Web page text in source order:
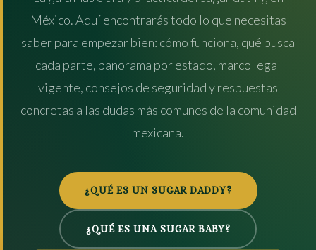
México. Aquí encontrarás todo lo que necesitas
saber para empezar bien: cómo funciona, qué busca
cada parte, panorama por estado, marco legal
vigente, consejos de seguridad y respuestas
concretas a las dudas más comunes de la comunidad
mexicana.
¿QUÉ ES UN SUGAR DADDY?
¿QUÉ ES UNA SUGAR BABY?